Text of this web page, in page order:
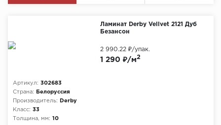
Ламинат Derby Vellvet 2121 Дуб
Безансон
Артикул: 302683
Страна:
Белоруссия
Производитель:
Derby
Класс: 33
Толщина, мм: 10
1 290 ₽/м2
2 990.22 ₽/упак.